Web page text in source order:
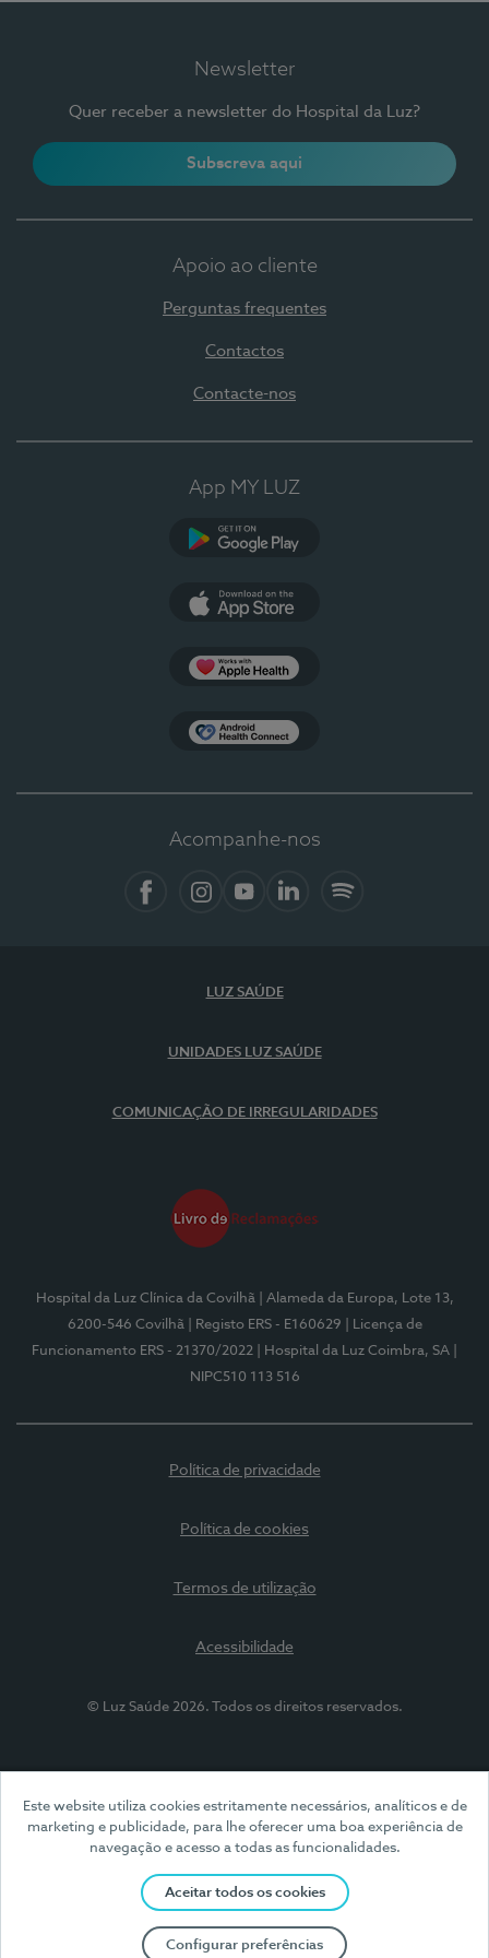
Este website utiliza cookies estritamente necessários, analíticos e de
marketing e publicidade, para lhe oferecer uma boa experiência de
navegação e acesso a todas as funcionalidades.
Aceitar todos os cookies
Configurar preferências
Newsletter
Quer receber a newsletter do Hospital da Luz?
Subscreva aqui
Apoio ao cliente
Perguntas frequentes
Contactos
Contacte-nos
App MY LUZ
Acompanhe-nos
LUZ SAÚDE
UNIDADES LUZ SAÚDE
COMUNICAÇÃO DE IRREGULARIDADES
Hospital da Luz Clínica da Covilhã
| Alameda da Europa, Lote 13,
6200-546 Covilhã
| Registo ERS - E160629
| Licença de
Funcionamento ERS - 21370/2022
| Hospital da Luz Coimbra, SA
NIPC510 113 516
Política de privacidade
Política de cookies
Termos de utilização
Acessibilidade
© Luz Saúde 2026. Todos os direitos reservados.